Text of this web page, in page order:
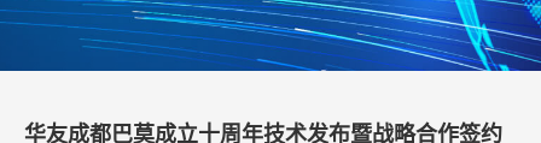
华友成都巴莫成立十周年技术发布暨战略合作签约